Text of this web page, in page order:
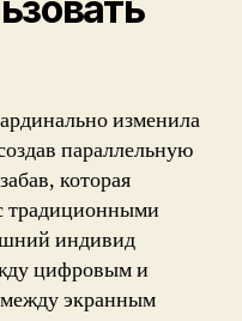
изменила
параллельную
которая
традиционными
индивид
цифровым и
экранным